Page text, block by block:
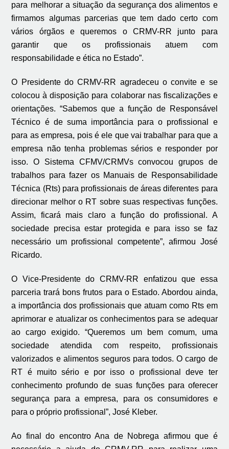
para melhorar a situação da segurança dos alimentos e
firmamos algumas parcerias que tem dado certo com
vários órgãos e queremos o CRMV-RR junto para
garantir que os profissionais atuem com
responsabilidade e ética no Estado”.
O Presidente do CRMV-RR agradeceu o convite e se
colocou à disposição para colaborar nas fiscalizações e
orientações. “Sabemos que a função de Responsável
Técnico é de suma importância para o profissional e
para as empresa, pois é ele que vai trabalhar para que a
empresa não tenha problemas sérios e responder por
isso. O Sistema CFMV/CRMVs convocou grupos de
trabalhos para fazer os Manuais de Responsabilidade
Técnica (Rts) para profissionais de áreas diferentes para
direcionar melhor o RT sobre suas respectivas funções.
Assim, ficará mais claro a função do profissional. A
sociedade precisa estar protegida e para isso se faz
necessário um profissional competente”, afirmou José
Ricardo.
O Vice-Presidente do CRMV-RR enfatizou que essa
parceria trará bons frutos para o Estado. Abordou ainda,
a importância dos profissionais que atuam como Rts em
aprimorar e atualizar os conhecimentos para se adequar
ao cargo exigido. “Queremos um bem comum, uma
sociedade atendida com respeito, profissionais
valorizados e alimentos seguros para todos. O cargo de
RT é muito sério e por isso o profissional deve ter
conhecimento profundo de suas funções para oferecer
segurança para a empresa, para os consumidores e
para o próprio profissional”, José Kleber.
Ao final do encontro Ana de Nobrega afirmou que é